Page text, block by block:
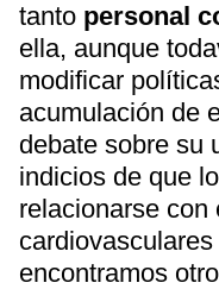
tanto personal
ella, aunque
modificar
acumulación de
debate sobre su
indicios de que
relacionarse con
encontramos